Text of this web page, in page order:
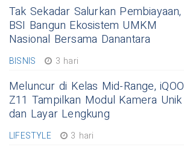
Tak Sekadar Salurkan Pembiayaan,
BSI Bangun Ekosistem UMKM
Nasional Bersama Danantara
BISNIS 3 hari
Meluncur di Kelas Mid-Range, iQOO
Z11 Tampilkan Modul Kamera Unik
dan Layar Lengkung
LIFESTYLE 3 hari